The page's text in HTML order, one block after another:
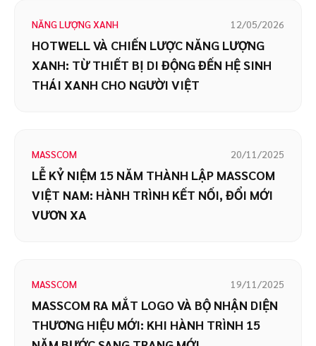
NĂNG LƯỢNG XANH 12/05/2026
HOTWELL VÀ CHIẾN LƯỢC NĂNG LƯỢNG
XANH: TỪ THIẾT BỊ DI ĐỘNG ĐẾN HỆ SINH
THÁI XANH CHO NGƯỜI VIỆT
MASSCOM 20/11/2025
LỄ KỶ NIỆM 15 NĂM THÀNH LẬP MASSCOM
VIỆT NAM: HÀNH TRÌNH KẾT NỐI, ĐỔI MỚI
VƯƠN XA
MASSCOM 19/11/2025
MASSCOM RA MẮT LOGO VÀ BỘ NHẬN DIỆN
THƯƠNG HIỆU MỚI: KHI HÀNH TRÌNH 15